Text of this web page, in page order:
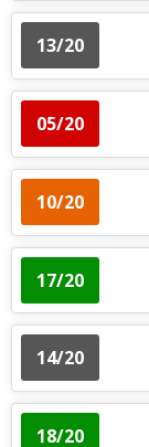
13/20
05/20
10/20
17/20
14/20
18/20